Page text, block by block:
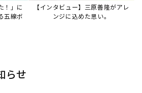
！」に
五線ボ
【インタビュー】三原善隆がアレ
ンジに込めた思い。
らせ